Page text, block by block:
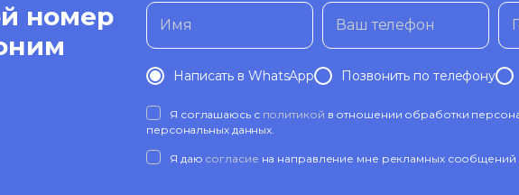
номер
Имя Ваш телефон
Написать в WhatsApp Позвонить по телефону
Я соглашаюсь с политикой в отношении обработки
персональных данных.
Я даю согласие на направление мне рекламных сообщений